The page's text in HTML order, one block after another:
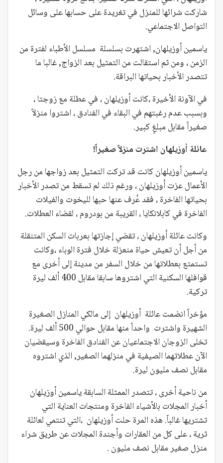
شاركت شرائها للمنزل في تغريدة على حسابها على وسائل
التواصل الاجتماعي.
ياسمين أوزيلهان, اشتهرت بسلسلة مسلسل الأطباء لفترة من
الزمن ، ومن ثم استقالت من التمثيل بعد الزواج, غالبا ما
تتصدر الأخبار بحياتها البراقة.
في الآونة الأخيرة ،كانت أوزيلهان ، في عطلة مع زوجتا ،
وبسبب عدم رغبتهم في البقاء في الفنادق ، اشتروا منزلاً
صغيراً مقابل مبلغٍ كبير.
عائلة أوزيلهان اشترت منزلاً صغيراً!
ياسمين أوزيلهان كانت قد تركت التمثيل بعد زواجها من رجل
الأعمال عزت أوزيلهان ، ورغم ذلك لم تسقط من تصدر الأخبار
بحياتها الفاخرة ، فقد عُرف عنها حبها لليخوت والفيلات
الفاخرة في كابلانكايا ، القريبة من بودروم ، لقضاء العطلات.
وكانت عائلة أوزيلهان ، تقضي إجازتها بعربات السكن المتنقلة
من أجل أن تعيش حياة منعزلة خلال فترة الوباء ،وكانت
تستمتع بعطلاتها من خلال السفر من مدينة إلى أخرى مع
قوافلها السكنية التي اشتروها سابقا مقابل 400 ألف ليرة
تركية.
مؤخراً انضمت عائلة أوزيلهان إلى مالكي المنازل الصغيرة
الشهيرة واشترت واحداً منها مقابل حوالي 500 ألف ليرة.
تخلى الزوجان الاجتماعيان عن الفنادق الفاخرة وسيقضيان
الآن عطلاتهما الصيفية في منزلهما الصغير, الذي اشتروه
مقابل نصف مليون ليرة.
من ناحية أخرى ، تتصدر الممثلة السابقة ياسمين أوزيلهان
أخبار المجلات بالأشياء الفاخرة ومنتجات العناية التي
تشتريها غالباً. هذه المرة حلت أوزيلهان ،التي تنتمي لعائلة
ثرية ، على كل من العقارات وأجندة المجلات عن طريق شراء
منزل صغير مقابل نصف مليون .